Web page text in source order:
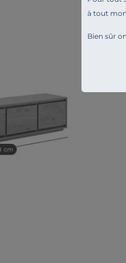
à tout
Bien sûr